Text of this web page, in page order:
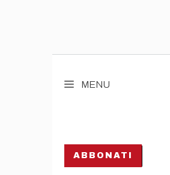
MENU
ABBONATI